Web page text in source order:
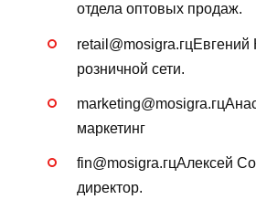
отдела оптовых продаж.
retail@mosigra.гцЕвгений
розничной сети.
маркетинг
fin@mosigra.гцАлексей
директор.